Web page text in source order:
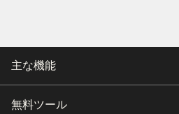
主な機能
無料ツール